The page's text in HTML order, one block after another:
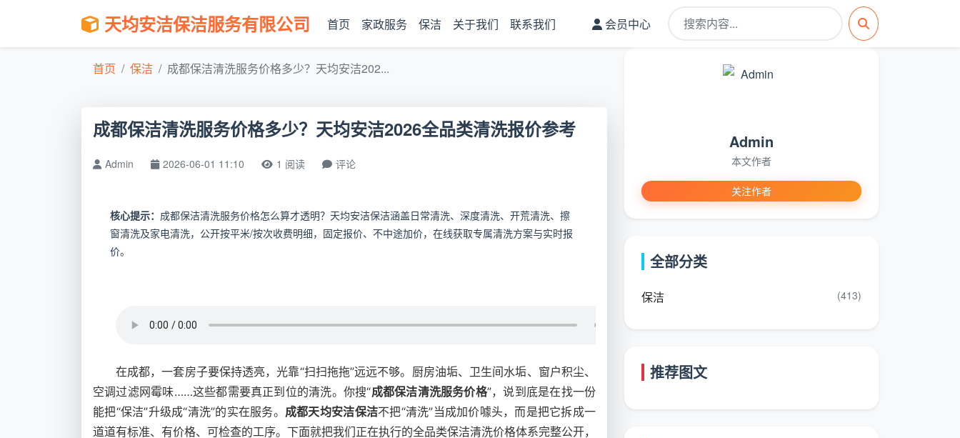
天均安洁保洁服务有限公司 首页 家政服务 保洁 关于我们 联系我们 会员中心
首页 保洁 成都保洁清洗服务价格多少？天均安洁202...
成都保洁清洗服务价格多少？天均安洁2026全品类清洗报价参考
Admin 2026-06-01 11:10 1 阅读 评论
核心提示： 成都保洁清洗服务价格怎么算才透明？天均安洁保洁涵盖日常清洗、深度清洗、开荒清洗、擦
窗清洗及家电清洗，公开按平米/按次收费明细，固定报价、不中途加价，在线获取专属清洗方案与实时报
价。
在成都，一套房子要保持透亮，光靠“扫扫拖拖”远远不够。厨房油垢、卫生间水垢、窗户积尘、
空调过滤网霉味……这些都需要真正到位的清洗。你搜“成都保洁清洗服务价格”，说到底是在找一份
能把“保洁”升级成“清洗”的实在服务。 成都天均安洁保洁不把“清洗”当成加价噱头，而是把它拆成一
道道有标准、有价格、可检查的工序。下面就把我们正在执行的全品类保洁清洗价格体系完整公开，
Admin
本文作者
关注作者
全部分类
保洁 (413)
推荐图文